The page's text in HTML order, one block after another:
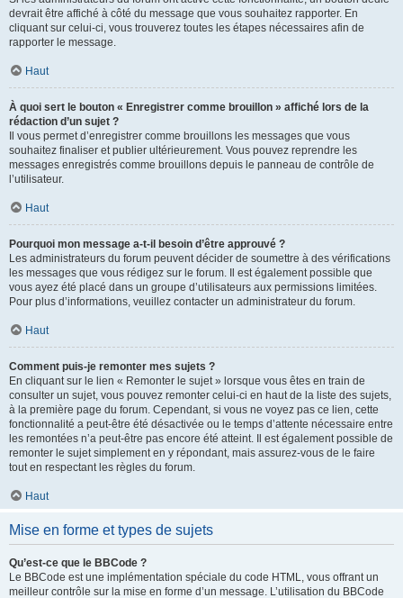
devrait être affiché à côté du message que vous souhaitez rapporter. En
cliquant sur celui-ci, vous trouverez toutes les étapes nécessaires afin de
rapporter le message.
Haut
À quoi sert le bouton « Enregistrer comme brouillon » affiché lors de la
rédaction d’un sujet ?
Il vous permet d’enregistrer comme brouillons les messages que vous
souhaitez finaliser et publier ultérieurement. Vous pouvez reprendre les
messages enregistrés comme brouillons depuis le panneau de contrôle de
l’utilisateur.
Haut
Pourquoi mon message a-t-il besoin d’être approuvé ?
Les administrateurs du forum peuvent décider de soumettre à des vérifications
les messages que vous rédigez sur le forum. Il est également possible que
vous ayez été placé dans un groupe d’utilisateurs aux permissions limitées.
Pour plus d’informations, veuillez contacter un administrateur du forum.
Haut
Comment puis-je remonter mes sujets ?
En cliquant sur le lien « Remonter le sujet » lorsque vous êtes en train de
consulter un sujet, vous pouvez remonter celui-ci en haut de la liste des sujets,
à la première page du forum. Cependant, si vous ne voyez pas ce lien, cette
fonctionnalité a peut-être été désactivée ou le temps d’attente nécessaire entre
les remontées n’a peut-être pas encore été atteint. Il est également possible de
remonter le sujet simplement en y répondant, mais assurez-vous de le faire
tout en respectant les règles du forum.
Haut
Mise en forme et types de sujets
Qu’est-ce que le BBCode ?
Le BBCode est une implémentation spéciale du code HTML, vous offrant un
meilleur contrôle sur la mise en forme d’un message. L’utilisation du BBCode